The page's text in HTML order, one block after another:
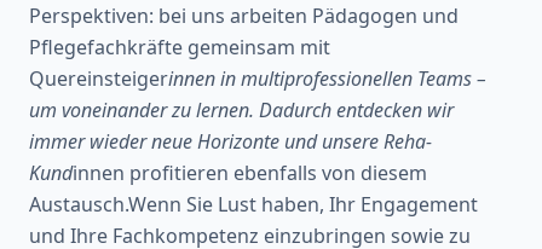
Perspektiven: bei uns arbeiten Pädagogen und
Pflegefachkräfte gemeinsam mit
Quereinsteigerinnen in multiprofessionellen Teams –
um voneinander zu lernen. Dadurch entdecken wir
immer wieder neue Horizonte und unsere Reha-
Kundinnen profitieren ebenfalls von diesem
Austausch.Wenn Sie Lust haben, Ihr Engagement
und Ihre Fachkompetenz einzubringen sowie zu